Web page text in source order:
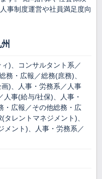
事制度運営や社員満足度向
)、コンサルタント系／
務・広報／総務(庶務)、
)、人事・労務系／人事
事(給与/社保)、人事・
・広報／その他総務・広
レントマネジメント)、
メント)、人事・労務系／